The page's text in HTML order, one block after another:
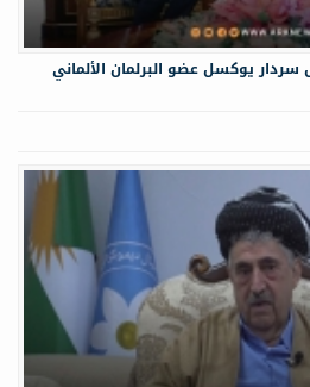
يوكسل عضو البرلمان الألماني